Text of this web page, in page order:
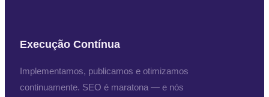
Execução Contínua
Implementamos, publicamos e otimizamos
continuamente. SEO é maratona — e nós